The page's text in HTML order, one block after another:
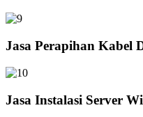
Jasa Perapihan Kabel
Jasa Instalasi Server